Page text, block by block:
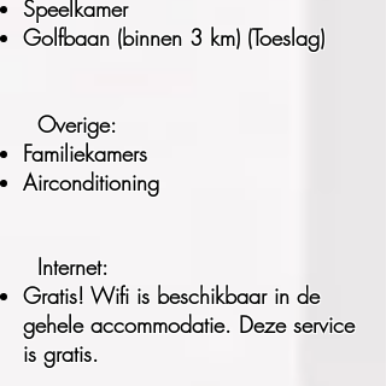
Speelkamer
Golfbaan (binnen 3 km) (Toeslag)
Overige:
Familiekamers
Airconditioning
Internet:
Gratis! Wifi is beschikbaar in de
gehele accommodatie. Deze service
is gratis.